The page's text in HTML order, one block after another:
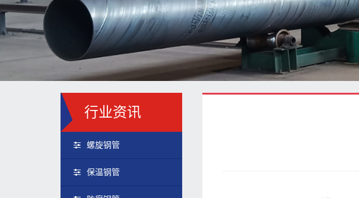
行业资讯
螺旋钢管
保温钢管